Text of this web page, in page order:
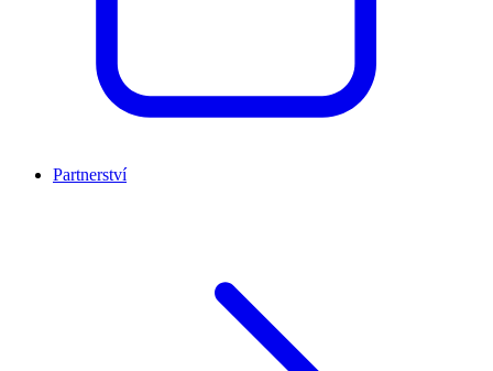
Partnerství